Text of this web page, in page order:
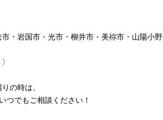
・岩国市・光市・柳井市・美祢市・山陽小野
の時は、
つでもご相談ください！